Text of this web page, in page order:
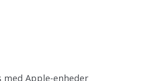
Apple-enheder